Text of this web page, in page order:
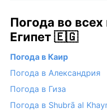
Погода во
Египет 🇪🇬
Погода в Каир
Погода в Александрия
Погода в Гиза
Погода в Shubrā al